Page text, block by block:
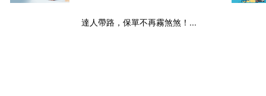
達人帶路，保單不再霧煞煞！...